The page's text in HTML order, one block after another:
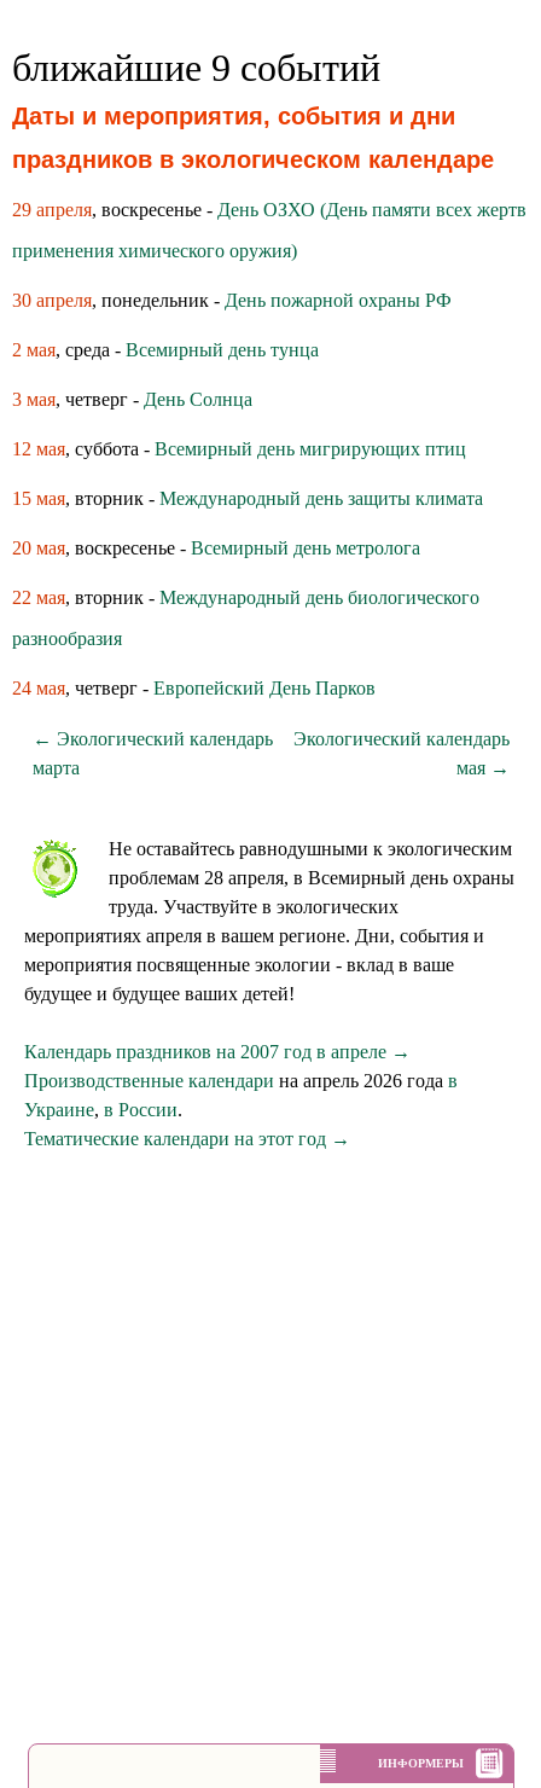
ближайшие 9 событий
Даты и мероприятия, события и дни
праздников в экологическом календаре
29 апреля, воскресенье - День ОЗХО (День памяти всех жертв
применения химического оружия)
30 апреля, понедельник - День пожарной охраны РФ
2 мая, среда - Всемирный день тунца
3 мая, четверг - День Солнца
12 мая, суббота - Всемирный день мигрирующих птиц
15 мая, вторник - Международный день защиты климата
20 мая, воскресенье - Всемирный день метролога
22 мая, вторник - Международный день биологического
разнообразия
24 мая, четверг - Европейский День Парков
← Экологический календарь
марта
Экологический календарь
мая →
Не оставайтесь равнодушными к экологическим
проблемам 28 апреля, в Всемирный день охраны
труда. Участвуйте в экологических
мероприятиях апреля в вашем регионе. Дни, события и
мероприятия посвященные экологии - вклад в ваше
будущее и будущее ваших детей!
Календарь праздников на 2007 год в апреле →
Производственные календари на апрель 2026 года в
Украине, в России.
Тематические календари на этот год →
ИНФОРМЕРЫ